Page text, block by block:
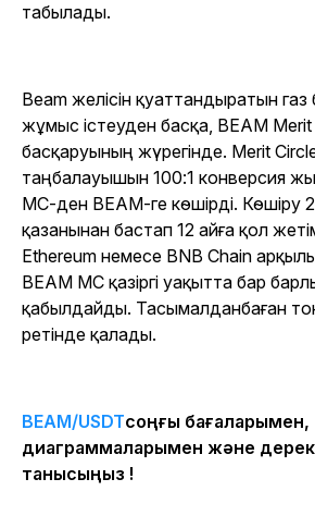
табылады.
Beam желісін қуаттандыратын газ
жұмыс істеуден басқа, BEAM Merit
басқаруының жүрегінде. Merit
таңбалауышын 100:1 конверсия
MC-ден BEAM-ге көшірді.
қазанынан бастап 12 айға қол
Ethereum немесе BNB Chain
BEAM MC қазіргі уақытта бар
қабылдайды. Тасымалданбаған
ретінде қалады.
BEAM/USDTсоңғы бағаларымен,
диаграммаларымен және
танысыңыз !